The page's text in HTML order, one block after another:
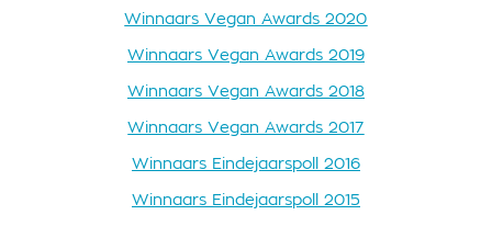
Winnaars Vegan Awards 2020
Winnaars Vegan Awards 2019
Winnaars Vegan Awards 2018
Winnaars Vegan Awards 2017
Winnaars Eindejaarspoll 2016
Winnaars Eindejaarspoll 2015